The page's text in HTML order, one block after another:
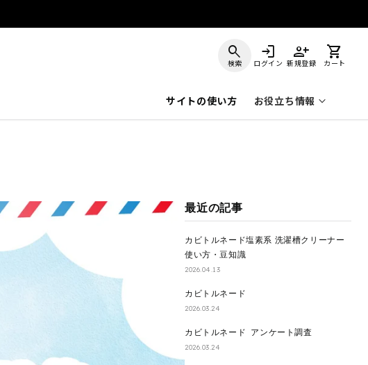
search
検索
login
ログイン
person_add
新規登録
shopping_cart
カート
サイトの使い方 お役立ち情報 keyboard_arrow_down
最近の記事
カビトルネード塩素系 洗濯槽クリーナー
使い方・豆知識
2026.04.13
カビトルネード
2026.03.24
カビトルネード アンケート調査
2026.03.24